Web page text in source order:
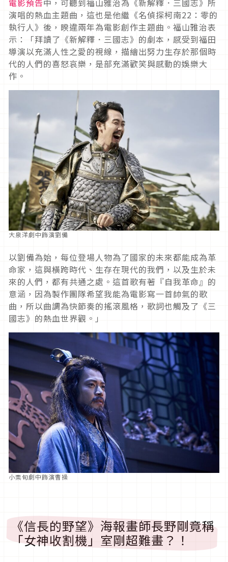
電影預告中，可聽到福山雅治為《新解釋．三國志》所
演唱的熱血主題曲，這也是他繼《名偵探柯南22：零的
執行人》後，睽違兩年為電影創作主題曲。福山雅治表
示：「拜讀了《新解釋．三國志》的劇本，感受到福田
導演以充滿人性之愛的視線，描繪出努力生存於那個時
代的人們的喜怒哀樂，是部充滿歡笑與感動的娛樂大
作。
大泉洋劇中飾演劉備
以劉備為始，每位登場人物為了國家的未來都能成為革
命家，這與橫跨時代、生存在現代的我們，以及生於未
來的人們，都有共通之處。這首歌有著『自我革命』的
意涵，因為製作團隊希望我能為電影寫一首帥氣的歌
曲，所以曲調為快節奏的搖滾風格，歌詞也觸及了《三
國志》的熱血世界觀。」
小栗旬劇中飾演曹操
《信長的野望》海報畫師長野剛竟稱
「女神收割機」室剛超難畫？！